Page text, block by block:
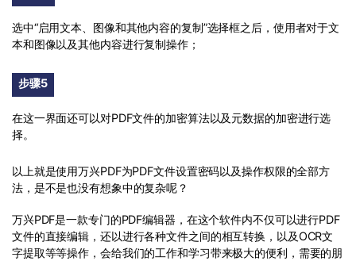
选中“启用文本、图像和其他内容的复制”选择框之后，使用者对于文
本和图像以及其他内容进行复制操作；
步骤5
在这一界面还可以对PDF文件的加密算法以及元数据的加密进行选
择。
以上就是使用万兴PDF为PDF文件设置密码以及操作权限的全部方
法，是不是也没有想象中的复杂呢？
万兴PDF是一款专门的PDF编辑器，在这个软件内不仅可以进行PDF
文件的直接编辑，还以进行各种文件之间的相互转换，以及OCR文
字提取等等操作，会给我们的工作和学习带来极大的便利，需要的朋